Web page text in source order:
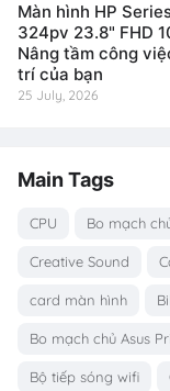
Màn hình HP
324pv 23.8" FHD
Nâng tầm công
trí của bạn
25 July, 2026
Main Tags
CPU Bo mạch
Creative Sound
card màn hình
Bo mạch chủ Asus
Bộ tiếp sóng wifi